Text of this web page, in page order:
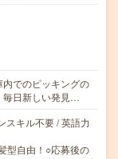
でのピッキングの
毎日新しい発見…
スキル不要 / 英語力
型自由！○応募後の